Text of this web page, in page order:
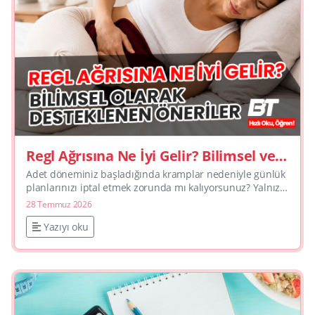
Regl Ağrısına Ne İyi Gelir? Bilimsel ve
Doğal Çözüm Yöntemleri
Adet döneminiz başladığında kramplar nedeniyle günlük
planlarınızı iptal etmek zorunda mı kalıyorsunuz? Yalnız
değilsiniz; her ay pek çok kadın rahim kasılmaların...
28 Temmuz 2026
Yazıyı oku